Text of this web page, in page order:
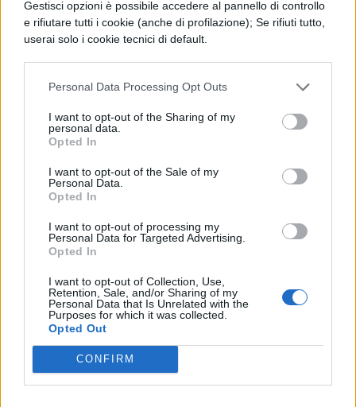
Gestisci opzioni è possibile accedere al pannello di controllo
e rifiutare tutti i cookie (anche di profilazione); Se rifiuti tutto,
userai solo i cookie tecnici di default.
Personal Data Processing Opt Outs
I want to opt-out of the Sharing of my
personal data.
Opted In
I want to opt-out of the Sale of my
Personal Data.
Opted In
I want to opt-out of processing my
Personal Data for Targeted Advertising.
Opted In
I want to opt-out of Collection, Use,
Retention, Sale, and/or Sharing of my
Personal Data that Is Unrelated with the
Purposes for which it was collected.
Opted Out
CONFIRM
NEWS LIFESTYLE
Francia vieta i social ai
settembre: come
funziona il controllo
NEWS LIFESTYLE
sei a rischio: l'allarme
Iss su gaming, azzardo
generazione Z
Bad Bunny, concerto
annullato per maltempo
il 18 luglio: rimborso